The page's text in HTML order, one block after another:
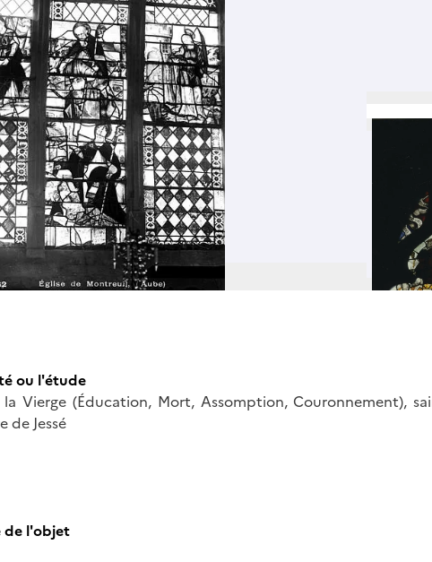
ou l'étude
Vierge (Éducation, Mort, Assomption, Couronnement),
de Jessé
de l'objet